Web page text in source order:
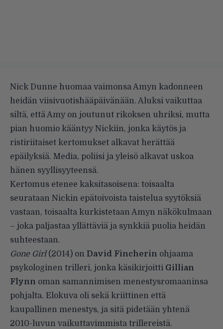
Nick Dunne huomaa vaimonsa Amyn kadonneen
heidän viisivuotishääpäivänään. Aluksi vaikuttaa
siltä, että Amy on joutunut rikoksen uhriksi, mutta
pian huomio kääntyy Nickiin, jonka käytös ja
ristiriitaiset kertomukset alkavat herättää
epäilyksiä. Media, poliisi ja yleisö alkavat uskoa
hänen syyllisyyteensä.
Kertomus etenee kaksitasoisena: toisaalta
seurataan Nickin epätoivoista taistelua syytöksiä
vastaan, toisaalta kurkistetaan Amyn näkökulmaan
– joka paljastaa yllättäviä ja synkkiä puolia heidän
suhteestaan.
Gone Girl(2014) on David Fincherin ohjaama
psykologinen trilleri, jonka käsikirjoitti Gillian
Flynn oman samannimisen menestysromaaninsa
pohjalta. Elokuva oli sekä kriittinen että
kaupallinen menestys, ja sitä pidetään yhtenä
2010-luvun vaikuttavimmista trillereistä.